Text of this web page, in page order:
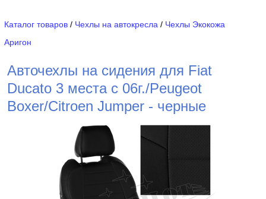
Каталог товаров / Чехлы на автокресла / Чехлы Экокожа
Аригон
Авточехлы на сидения для Fiat
Ducato 3 места с 06г./Peugeot
Boxer/Citroen Jumper - черные